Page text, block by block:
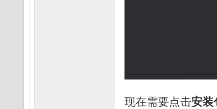
现在需要点击安装